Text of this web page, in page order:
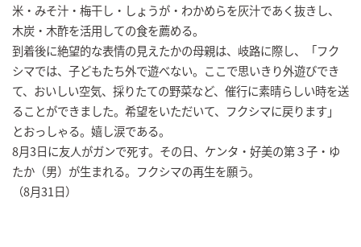
米・みそ汁・梅干し・しょうが・わかめらを灰汁であく抜きし、
木炭・木酢を活用しての食を薦める。
到着後に絶望的な表情の見えたかの母親は、岐路に際し、「フク
シマでは、子どもたち外で遊べない。ここで思いきり外遊びでき
て、おいしい空気、採りたての野菜など、催行に素晴らしい時を送
ることができました。希望をいただいて、フクシマに戻ります」
とおっしゃる。嬉し涙である。
8月3日に友人がガンで死す。その日、ケンタ・好美の第３子・ゆ
たか（男）が生まれる。フクシマの再生を願う。
（8月31日）